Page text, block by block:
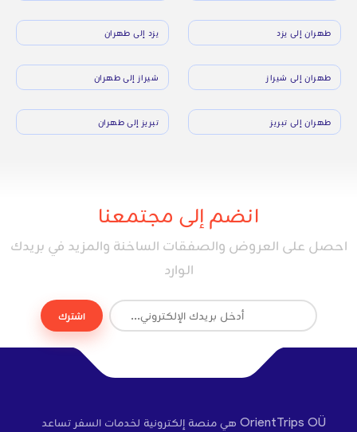
طهران إلى يزد يزد إلى طهران
طهران إلى شيراز شيراز إلى طهران
طهران إلى تبريز تبريز إلى طهران
انضم إلى مجتمعنا
احصل على العروض والصفقات الساخنة والمزيد في بريدك
الوارد
اشترك
OrientTrips OÜ هي منصة إلكترونية لخدمات السفر تساعد